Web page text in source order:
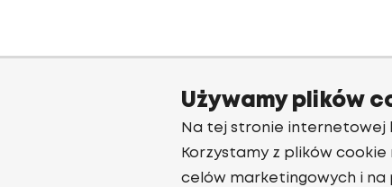
Używamy plików
Na tej stronie internetowej
Korzystamy z plików
celów marketingowych i